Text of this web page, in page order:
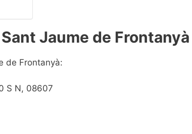
Jaume de Frontanyà
de Frontanyà:
S N, 08607